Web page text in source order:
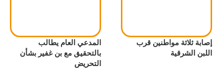
إصابة ثلاثة مواطنين قرب
اللبن الشرقية
المدعي العام يطالب
بالتحقيق مع بن غفير بشأن
التحريض